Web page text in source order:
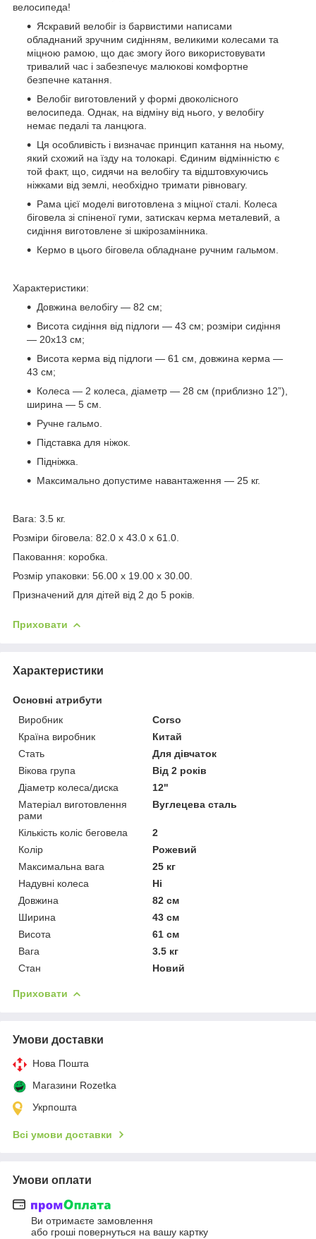
велосипеда!
Яскравий велобіг із барвистими написами
обладнаний зручним сидінням, великими колесами та
міцною рамою, що дає змогу його використовувати
тривалий час і забезпечує малюкові комфортне
безпечне катання.
Велобіг виготовлений у формі двоколісного
велосипеда. Однак, на відміну від нього, у велобігу
немає педалі та ланцюга.
Ця особливість і визначає принцип катання на ньому,
який схожий на їзду на толокарі. Єдиним відмінністю є
той факт, що, сидячи на велобігу та відштовхуючись
ніжками від землі, необхідно тримати рівновагу.
Рама цієї моделі виготовлена з міцної сталі. Колеса
біговела зі спіненої гуми, затискач керма металевий, а
сидіння виготовлене зі шкірозамінника.
Кермо в цього біговела обладнане ручним гальмом.
Характеристики:
Довжина велобігу — 82 см;
Висота сидіння від підлоги — 43 см; розміри сидіння
— 20х13 см;
Висота керма від підлоги — 61 см, довжина керма —
43 см;
Колеса — 2 колеса, діаметр — 28 см (приблизно 12”),
ширина — 5 см.
Ручне гальмо.
Підставка для ніжок.
Підніжка.
Максимально допустиме навантаження — 25 кг.
Вага: 3.5 кг.
Розміри біговела: 82.0 x 43.0 x 61.0.
Паковання: коробка.
Розмір упаковки: 56.00 x 19.00 x 30.00.
Призначений для дітей від 2 до 5 років.
Приховати
Характеристики
Основні атрибути
Виробник
Corso
Країна виробник
Китай
Стать
Для дівчаток
Вікова група
Від 2 років
Діаметр колеса/диска
12"
Матеріал виготовлення
рами
Вуглецева сталь
Кількість коліс беговела
2
Колір
Рожевий
Максимальна вага
25 кг
Надувні колеса
Ні
Довжина
82 см
Ширина
43 см
Висота
61 см
Вага
3.5 кг
Стан
Новий
Приховати
Умови доставки
Нова Пошта
Магазини Rozetka
Укрпошта
Всі умови доставки
Умови оплати
Ви отримаєте замовлення
або гроші повернуться на вашу картку